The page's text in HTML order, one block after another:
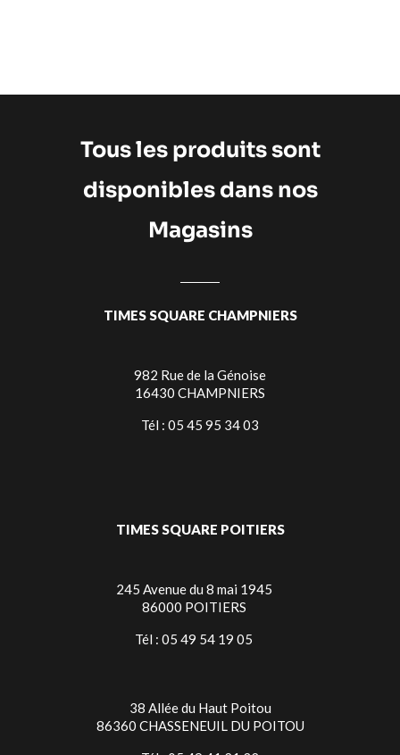
Tous les produits sont
disponibles dans nos
Magasins
TIMES SQUARE CHAMPNIERS
982 Rue de la Génoise
16430 CHAMPNIERS
Tél : 05 45 95 34 03
TIMES SQUARE POITIERS
245 Avenue du 8 mai 1945
86000 POITIERS
Tél : 05 49 54 19 05
38 Allée du Haut Poitou
86360 CHASSENEUIL DU POITOU